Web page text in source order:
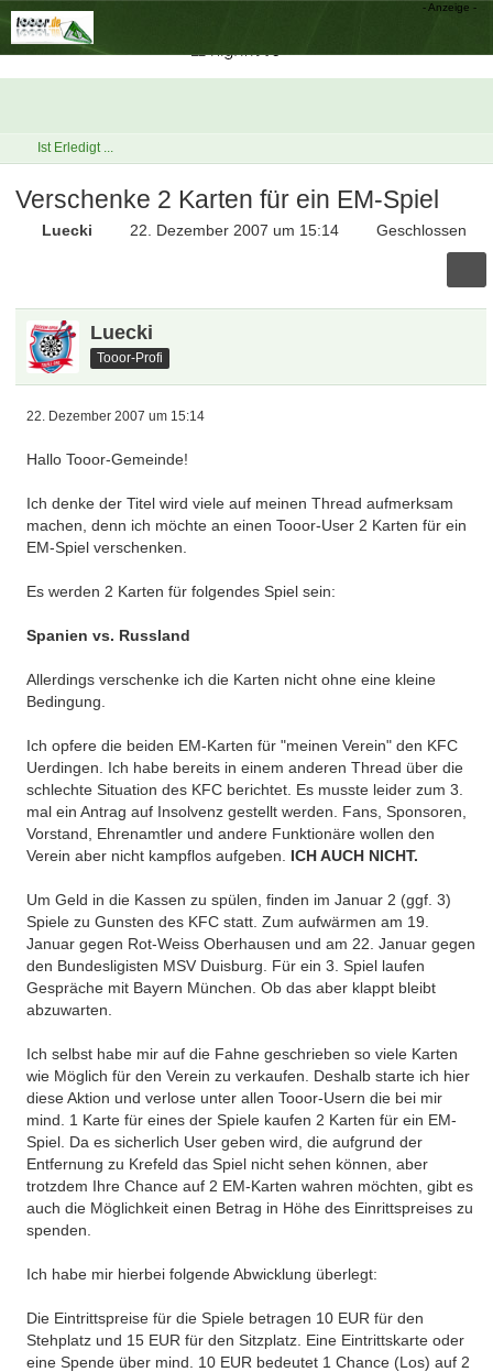
Ist Erledigt ...
Verschenke 2 Karten für ein EM-Spiel
Luecki 22. Dezember 2007 um 15:14 Geschlossen
Luecki
Tooor-Profi
22. Dezember 2007 um 15:14
Hallo Tooor-Gemeinde!
Ich denke der Titel wird viele auf meinen Thread aufmerksam
machen, denn ich möchte an einen Tooor-User 2 Karten für ein
EM-Spiel verschenken.
Es werden 2 Karten für folgendes Spiel sein:
Spanien vs. Russland
Allerdings verschenke ich die Karten nicht ohne eine kleine
Bedingung.
Ich opfere die beiden EM-Karten für "meinen Verein" den KFC
Uerdingen. Ich habe bereits in einem anderen Thread über die
schlechte Situation des KFC berichtet. Es musste leider zum 3.
mal ein Antrag auf Insolvenz gestellt werden. Fans, Sponsoren,
Vorstand, Ehrenamtler und andere Funktionäre wollen den
Verein aber nicht kampflos aufgeben.
ICH AUCH NICHT.
Um Geld in die Kassen zu spülen, finden im Januar 2 (ggf. 3)
Spiele zu Gunsten des KFC statt. Zum aufwärmen am 19.
Januar gegen Rot-Weiss Oberhausen und am 22. Januar gegen
den Bundesligisten MSV Duisburg. Für ein 3. Spiel laufen
Gespräche mit Bayern München. Ob das aber klappt bleibt
abzuwarten.
Ich selbst habe mir auf die Fahne geschrieben so viele Karten
wie Möglich für den Verein zu verkaufen. Deshalb starte ich hier
diese Aktion und verlose unter allen Tooor-Usern die bei mir
mind. 1 Karte für eines der Spiele kaufen 2 Karten für ein EM-
Spiel. Da es sicherlich User geben wird, die aufgrund der
Entfernung zu Krefeld das Spiel nicht sehen können, aber
trotzdem Ihre Chance auf 2 EM-Karten wahren möchten, gibt es
auch die Möglichkeit einen Betrag in Höhe des Einrittspreises zu
spenden.
Ich habe mir hierbei folgende Abwicklung überlegt:
Die Eintrittspreise für die Spiele betragen 10 EUR für den
Stehplatz und 15 EUR für den Sitzplatz. Eine Eintrittskarte oder
eine Spende über mind. 10 EUR bedeutet 1 Chance (Los) auf 2